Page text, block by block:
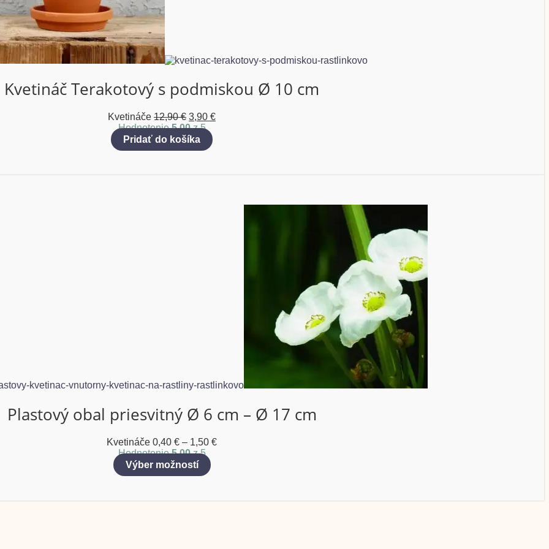
Kvetináč Terakotový s podmiskou Ø 10 cm
Kvetináče 12,90€ 3,90 €
Hodnotenie5.00z 5
Pridať do košíka
Plastový obal priesvitný Ø 6 cm – Ø 17 cm
Kvetináče 0,40 € – 1,50 €
Hodnotenie5.00z 5
Výber možností